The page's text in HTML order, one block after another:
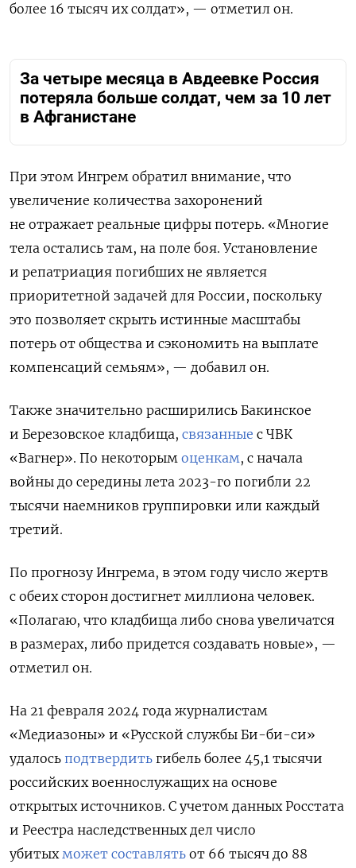
более 16 тысяч их солдат», — отметил он.
За четыре месяца в Авдеевке Россия
потеряла больше солдат, чем за 10 лет
в Афганистане
При этом Ингрем обратил внимание, что
увеличение количества захоронений
не отражает реальные цифры потерь. «Многие
тела остались там, на поле боя. Установление
и репатриация погибших не является
приоритетной задачей для России, поскольку
это позволяет скрыть истинные масштабы
потерь от общества и сэкономить на выплате
компенсаций семьям», — добавил он.
Также значительно расширились Бакинское
и Березовское кладбища, связанные с ЧВК
«Вагнер». По некоторым оценкам, с начала
войны до середины лета 2023-го погибли 22
тысячи наемников группировки или каждый
третий.
По прогнозу Ингрема, в этом году число жертв
с обеих сторон достигнет миллиона человек.
«Полагаю, что кладбища либо снова увеличатся
в размерах, либо придется создавать новые», —
отметил он.
На 21 февраля 2024 года журналистам
«Медиазоны» и «Русской службы Би-би-си»
удалось подтвердить гибель более 45,1 тысячи
российских военнослужащих на основе
открытых источников. С учетом данных Росстата
и Реестра наследственных дел число
убитых может составлять от 66 тысяч до 88